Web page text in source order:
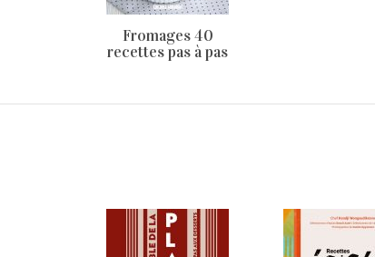
Fromages 40
recettes pas à pas